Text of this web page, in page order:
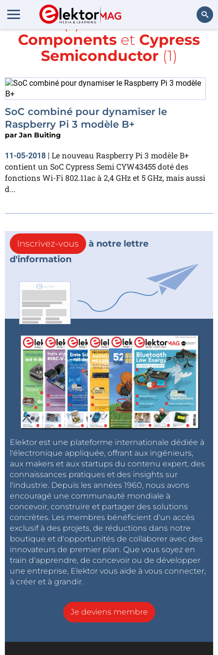
Rechercher
Article(s) avec la balise
RS
Components et Cypress
Semiconductor(1)
SoC combiné pour dynamiser le
Raspberry Pi 3 modèle B+
par Jan Buiting
11-05-2018 | Le nouveau Raspberry Pi 3 modèle B+
contient un SoC Cypress Semi CYW43455 doté des
fonctions Wi-Fi 802.11ac à 2,4 GHz et 5 GHz, mais aussi
d...
Inscrivez-vous
à notre lettre
d'information
Elektor est une plateforme internationale dédiée à
l'électronique appliquée, offrant aux ingénieurs,
aux makers et aux startups du contenu expert, des
connaissances pratiques et des insights sur
l'industrie. Depuis les années 1960, nous avons
encouragé une communauté mondiale à
concevoir, construire et partager des solutions
concrètes. Les membres bénéficient d'un accès
exclusif à des projets, de réductions dans notre
boutique et d'opportunités de collaborer avec des
innovateurs de premier plan. Que vous soyez en
train d'apprendre, de concevoir ou de développer
une entreprise, Elektor vous aide à vous connecter,
à créer et à grandir.
Je deviens membre